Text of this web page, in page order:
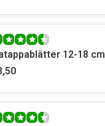
12-18 cm